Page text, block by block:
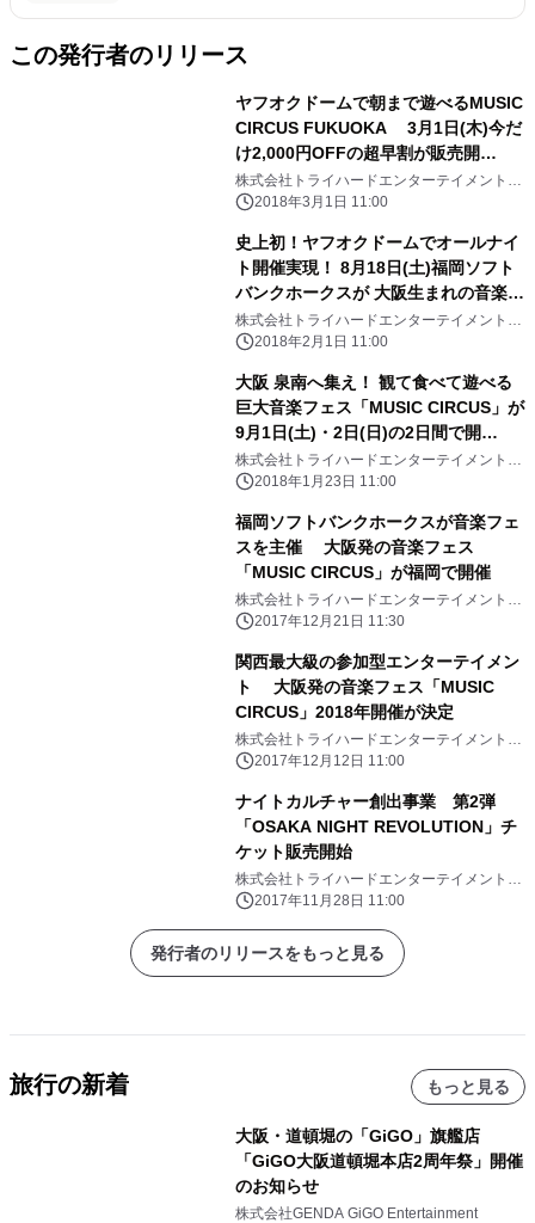
この発行者のリリース
ヤフオクドームで朝まで遊べるMUSIC
CIRCUS FUKUOKA 3月1日(木)今だ
け2,000円OFFの超早割が販売開
始！！ 今から夏が待ち遠しいバリュー
チケット
株式会社トライハードエンターテイメントジ
ャパン2018年3月1日 11:00
史上初！ヤフオクドームでオールナイ
ト開催実現！ 8月18日(土)福岡ソフト
バンクホークスが 大阪生まれの音楽フ
ェス「MUSIC CIRCUS」とコラボレー
ト
株式会社トライハードエンターテイメントジ
ャパン2018年2月1日 11:00
大阪 泉南へ集え！ 観て食べて遊べる
巨大音楽フェス「MUSIC CIRCUS」が
9月1日(土)・2日(日)の2日間で開
催！！
株式会社トライハードエンターテイメントジ
ャパン2018年1月23日 11:00
福岡ソフトバンクホークスが音楽フェ
スを主催 大阪発の音楽フェス
「MUSIC CIRCUS」が福岡で開催
株式会社トライハードエンターテイメントジ
ャパン2017年12月21日 11:30
関西最大級の参加型エンターテイメン
ト 大阪発の音楽フェス「MUSIC
CIRCUS」2018年開催が決定
株式会社トライハードエンターテイメントジ
ャパン2017年12月12日 11:00
ナイトカルチャー創出事業 第2弾
「OSAKA NIGHT REVOLUTION」チ
ケット販売開始
株式会社トライハードエンターテイメントジ
ャパン、株式会社JTB西日本
2017年11月28日 11:00
発行者のリリースをもっと見る
旅行の新着 もっと見る
大阪・道頓堀の「GiGO」旗艦店
「GiGO大阪道頓堀本店2周年祭」開催
のお知らせ
株式会社GENDA GiGO Entertainment